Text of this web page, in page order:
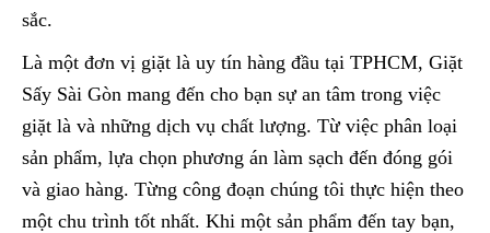
sắc.
Là một đơn vị giặt là uy tín hàng đầu tại TPHCM, Giặt
Sấy Sài Gòn mang đến cho bạn sự an tâm trong việc
giặt là và những dịch vụ chất lượng. Từ việc phân loại
sản phẩm, lựa chọn phương án làm sạch đến đóng gói
và giao hàng. Từng công đoạn chúng tôi thực hiện theo
một chu trình tốt nhất. Khi một sản phẩm đến tay bạn,